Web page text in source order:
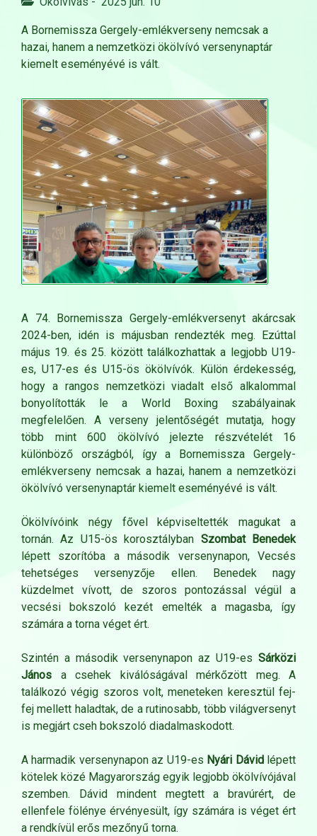
A Bornemissza Gergely-emlékverseny nemcsak a
hazai, hanem a nemzetközi ökölvívó versenynaptár
kiemelt eseményévé is vált.
A 74. Bornemissza Gergely-emlékversenyt akárcsak
2024-ben, idén is májusban rendezték meg. Ezúttal
május 19. és 25. között találkozhattak a legjobb U19-
es, U17-es és U15-ös ökölvívók. Külön érdekesség,
hogy a rangos nemzetközi viadalt első alkalommal
bonyolították le a World Boxing szabályainak
megfelelően. A verseny jelentőségét mutatja, hogy
több mint 600 ökölvívó jelezte részvételét 16
különböző országból, így a Bornemissza Gergely-
emlékverseny nemcsak a hazai, hanem a nemzetközi
ökölvívó versenynaptár kiemelt eseményévé is vált.
Ökölvívóink négy fővel képviseltették magukat a
tornán. Az U15-ös korosztályban Szombat Benedek
lépett szorítóba a második versenynapon, Vecsés
tehetséges versenyzője ellen. Benedek nagy
küzdelmet vívott, de szoros pontozással végül a
vecsési bokszoló kezét emelték a magasba, így
számára a torna véget ért.
Szintén a második versenynapon az U19-es Sárközi
János a csehek kiválóságával mérkőzött meg. A
találkozó végig szoros volt, meneteken keresztül fej-
fej mellett haladtak, de a rutinosabb, több világversenyt
is megjárt cseh bokszoló diadalmaskodott.
A harmadik versenynapon az U19-es Nyári Dávidlépett
kötelek közé Magyarország egyik legjobb ökölvívójával
szemben. Dávid mindent megtett a bravúrért, de
ellenfele fölénye érvényesült, így számára is véget ért
a rendkívül erős mezőnyű torna.